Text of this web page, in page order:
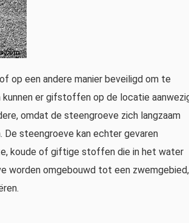
op een andere manier beveiligd om te
kunnen er gifstoffen op de locatie
omdat de steengroeve zich langzaam
steengroeve kan echter gevaren
koude of giftige stoffen die in het water
worden omgebouwd tot een zwemgebied,